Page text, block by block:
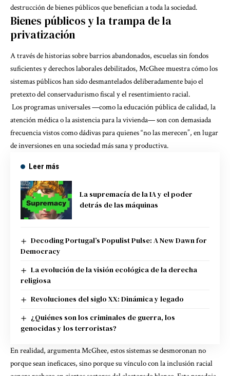
destrucción de bienes públicos que benefician a toda la sociedad.
Bienes públicos y la trampa de la
privatización
A través de historias sobre barrios abandonados, escuelas sin fondos
suficientes y derechos laborales debilitados, McGhee muestra cómo los
sistemas públicos han sido desmantelados deliberadamente bajo el
pretexto del conservadurismo fiscal y el resentimiento racial.
Los programas universales —como la educación pública de calidad, la
atención médica o la asistencia para la vivienda— son con demasiada
frecuencia vistos como dádivas para quienes “no las merecen”, en lugar
de inversiones en una sociedad más sana y productiva.
Leer más
La supremacía de la IA y el poder
detrás de las máquinas
Decoding Portugal’s Populist Pulse: A New Dawn for
Democracy
La evolución de la visión ecológica de la derecha
religiosa
Revoluciones del siglo XX: Dinámica y legado
¿Quiénes son los criminales de guerra, los
genocidas y los terroristas?
En realidad, argumenta McGhee, estos sistemas se desmoronan no
porque sean ineficaces, sino porque su vínculo con la inclusión racial